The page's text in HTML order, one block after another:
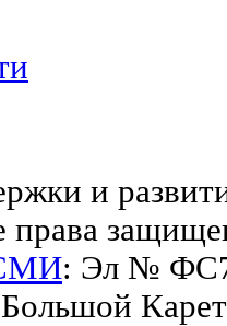
и
права
: Эл №